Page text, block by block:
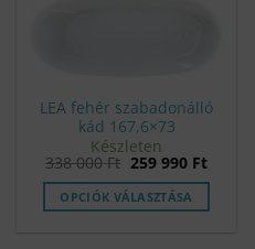
LEA fehér szabadonálló
kád 167,6×73
Készleten
338 000Ft Original
price
was:
338
000 Ft.
259 990 FtCurrent
price
is:
990 Ft.
OPCIÓK VÁLASZTÁSA